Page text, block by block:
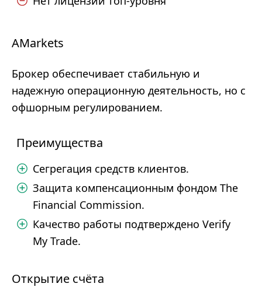
AMarkets
Брокер обеспечивает стабильную и
надежную операционную деятельность, но с
офшорным регулированием.
Преимущества
Сегрегация средств клиентов.
Защита компенсационным фондом The
Financial Commission.
Качество работы подтверждено Verify
My Trade.
Открытие счёта